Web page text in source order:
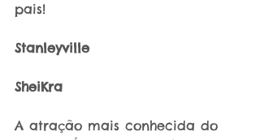
pais!
Stanleyville
SheiKra
A atração mais conhecida do